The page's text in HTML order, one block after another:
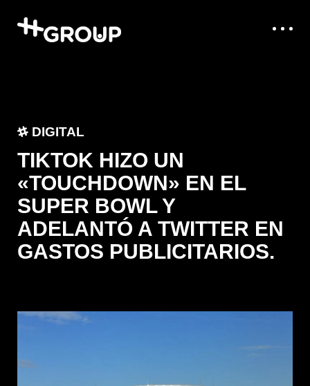
DIGITAL
TIKTOK HIZO UN
«TOUCHDOWN» EN EL
SUPER BOWL Y
ADELANTÓ A TWITTER EN
GASTOS PUBLICITARIOS.